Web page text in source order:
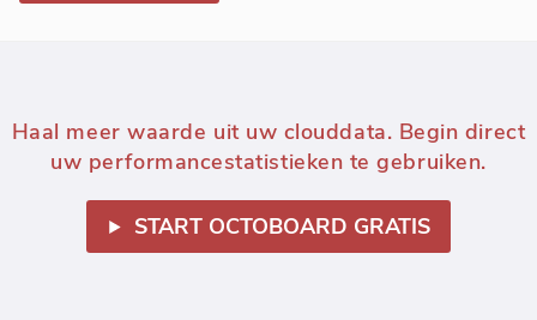
Haal meer waarde uit uw clouddata. Begin direct
uw performancestatistieken te gebruiken.
START OCTOBOARD GRATIS